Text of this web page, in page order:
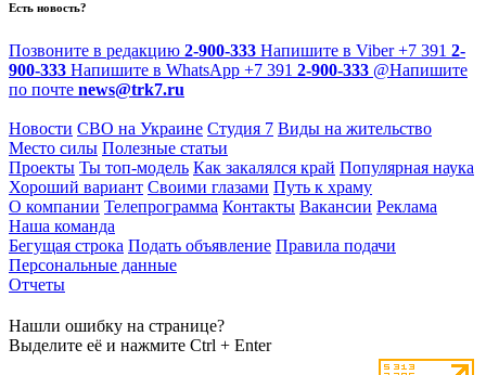
Есть новость?
Позвоните в редакцию 2-900-333 Напишите в Viber +7 391 2-
900-333 Напишите в WhatsApp +7 391 2-900-333 @Напишите
по почте news@trk7.ru
Новости СВО на Украине Студия 7 Виды на жительство
Место силы Полезные статьи
Проекты Ты топ-модель Как закалялся край Популярная наука
Хороший вариант Своими глазами Путь к храму
О компании Телепрограмма Контакты Вакансии Реклама
Наша команда
Бегущая строка Подать объявление Правила подачи
Персональные данные
Отчеты
Нашли ошибку на странице?
Выделите её и нажмите Ctrl + Enter